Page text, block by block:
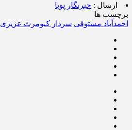
ارسال : خبرنگار پویا
برچسب ها
احمدآباد مستوفی سردار کیومرث عزیزی